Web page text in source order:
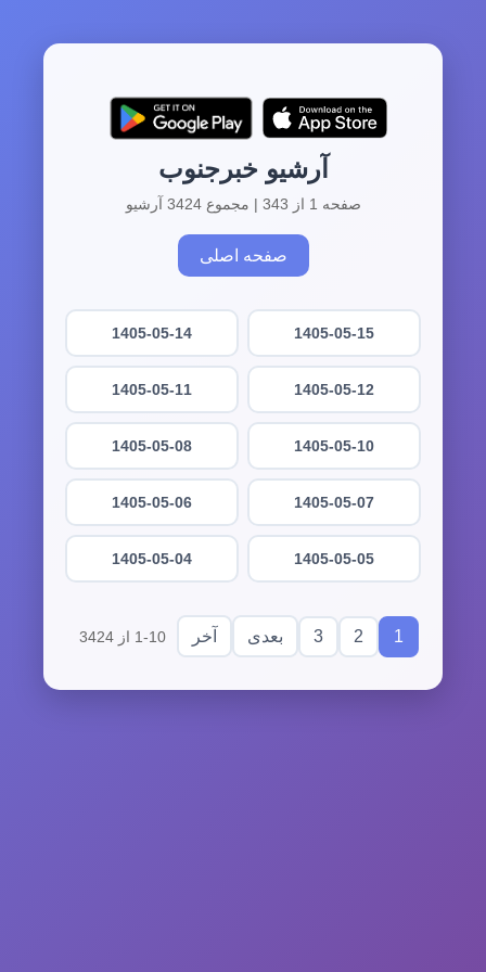
آرشیو خبرجنوب
صفحه 1 از 343 | مجموع 3424 آرشیو
صفحه اصلی
1405-05-15
1405-05-14
1405-05-12
1405-05-11
1405-05-10
1405-05-08
1405-05-07
1405-05-06
1405-05-05
1405-05-04
1
2
3 بعدی آخر 1-10 از 3424